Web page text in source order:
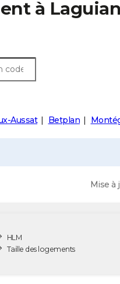
à
Aussat Betplan
Mise à
HLM
Taille des logements